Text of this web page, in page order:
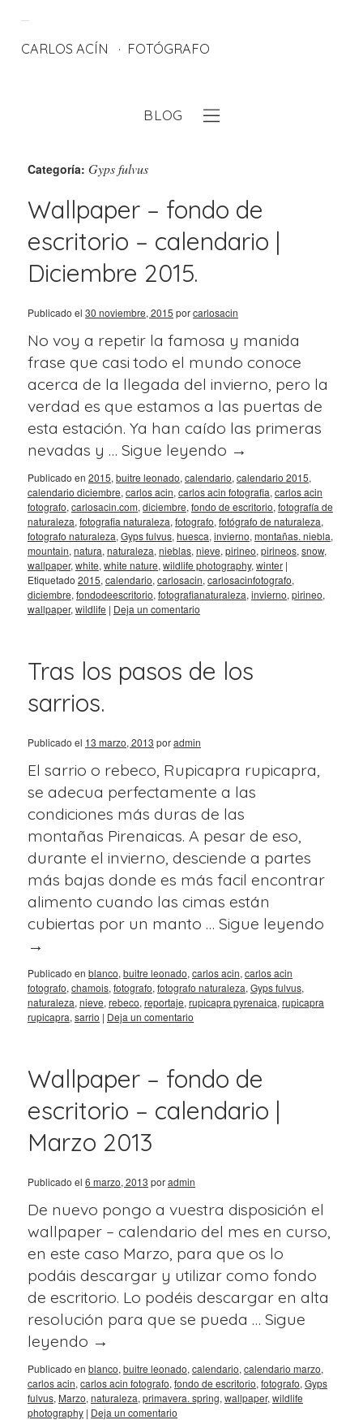
CARLOS ACÍN FOTÓGRAFO
BLOG
Categoría: Gyps fulvus
Wallpaper – fondo de
escritorio – calendario |
Diciembre 2015.
Publicado el 30 noviembre, 2015 porcarlosacin
No voy a repetir la famosa y manida
frase que casi todo el mundo conoce
acerca de la llegada del invierno, pero la
verdad es que estamos a las puertas de
esta estación. Ya han caído las primeras
nevadas y … Sigue leyendo →
Publicado en 2015, buitre leonado, calendario, calendario 2015,
calendario diciembre, carlos acin, carlos acin fotografia, carlos acin
fotografo, carlosacin.com, diciembre, fondo de escritorio, fotografía de
naturaleza, fotografia naturaleza, fotografo, fotógrafo de naturaleza,
fotografo naturaleza, Gyps fulvus, huesca, invierno, montañas. niebla,
mountain, natura, naturaleza, nieblas, nieve, pirineo, pirineos, snow,
wallpaper, white, white nature, wildlife photography, winter |
Etiquetado 2015, calendario, carlosacin, carlosacinfotografo,
diciembre, fondodeescritorio, fotografianaturaleza, invierno, pirineo,
wallpaper, wildlife | Deja un comentario
Tras los pasos de los
sarrios.
Publicado el 13 marzo, 2013 poradmin
El sarrio o rebeco, Rupicapra rupicapra,
se adecua perfectamente a las
condiciones más duras de las
montañas Pirenaicas. A pesar de eso,
durante el invierno, desciende a partes
más bajas donde es más facil encontrar
alimento cuando las cimas están
cubiertas por un manto … Sigue leyendo
→
Publicado en blanco, buitre leonado, carlos acin, carlos acin
fotografo, chamois, fotografo, fotografo naturaleza, Gyps fulvus,
naturaleza, nieve, rebeco, reportaje, rupicapra pyrenaica, rupicapra
rupicapra, sarrio | Deja un comentario
Wallpaper – fondo de
escritorio – calendario |
Marzo 2013
Publicado el 6 marzo, 2013 poradmin
De nuevo pongo a vuestra disposición el
wallpaper – calendario del mes en curso,
en este caso Marzo, para que os lo
podáis descargar y utilizar como fondo
de escritorio. Lo podéis descargar en alta
resolución para que se pueda … Sigue
leyendo →
Publicado en blanco, buitre leonado, calendario, calendario marzo,
carlos acin, carlos acin fotografo, fondo de escritorio, fotografo, Gyps
fulvus, Marzo, naturaleza, primavera. spring, wallpaper, wildlife
photography | Deja un comentario